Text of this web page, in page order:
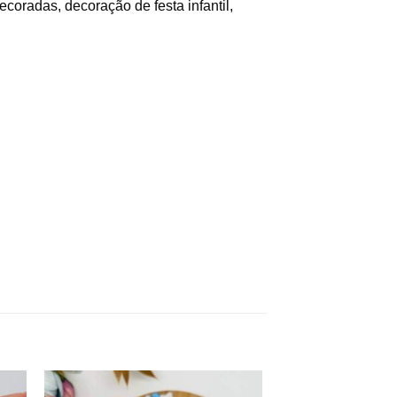
decoração de festa infantil,